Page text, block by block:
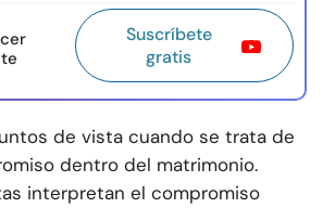
Suscríbete
gratis
de vista cuando se trata de
dentro del matrimonio.
interpretan el compromiso